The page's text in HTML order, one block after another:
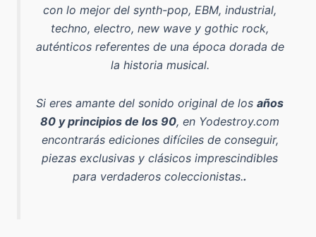
con lo mejor del synth-pop, EBM, industrial,
techno, electro, new wave y gothic rock,
auténticos referentes de una época dorada de
la historia musical.
Si eres amante del sonido original de los años
80 y principios de los 90, en Yodestroy.com
encontrarás ediciones difíciles de conseguir,
piezas exclusivas y clásicos imprescindibles
para verdaderos coleccionistas..